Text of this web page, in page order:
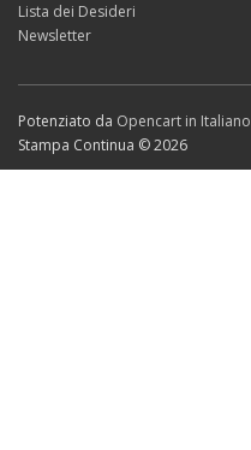
Lista dei Desideri
Newsletter
Potenziato da Opencart in Italiano
Stampa Continua © 2026